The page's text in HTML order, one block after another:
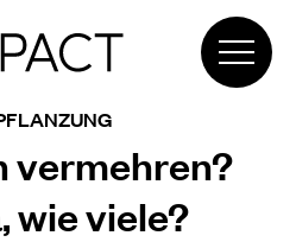
vermehren?
wie viele?